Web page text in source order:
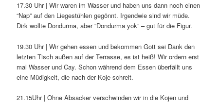
17.30 Uhr | Wir waren im Wasser und haben uns dann noch einen
“Nap” auf den Liegestühlen gegönnt. Irgendwie sind wir müde.
Dirk wollte Dondurma, aber “Dondurma yok” – gut für die Figur.
19.30 Uhr | Wir gehen essen und bekommen Gott sei Dank den
letzten Tisch außen auf der Terrasse, es ist heiß! Wir ordern erst
mal Wasser und Cay. Schon während dem Essen überfällt uns
eine Müdigkeit, die nach der Koje schreit.
21.15Uhr | Ohne Absacker verschwinden wir in die Kojen und